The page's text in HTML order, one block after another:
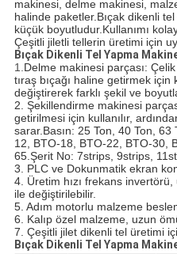
makinesi, delme makinesi,
halinde paketler.Bıçak dikenli
küçük boyutludur.Kullanımı
Çeşitli jiletli tellerin üretimi için
Bıçak Dikenli Tel Yapma
1.Delme makinesi parçası:
tıraş bıçağı haline getirmek için
değiştirerek farklı şekil ve
2. Şekillendirme makinesi
getirilmesi için kullanılır,
sarar.Basın: 25 Ton, 40 Ton,
12, BTO-18, BTO-22, BTO-30,
65.Şerit No: 7strips, 9strips,
3. PLC ve Dokunmatik ekran
4. Üretim hızı frekans
ile değiştirilebilir.
5. Adım motorlu malzeme
6. Kalıp özel malzeme, uzun
7. Çeşitli jilet dikenli tel üretimi
Bıçak Dikenli Tel Yapma